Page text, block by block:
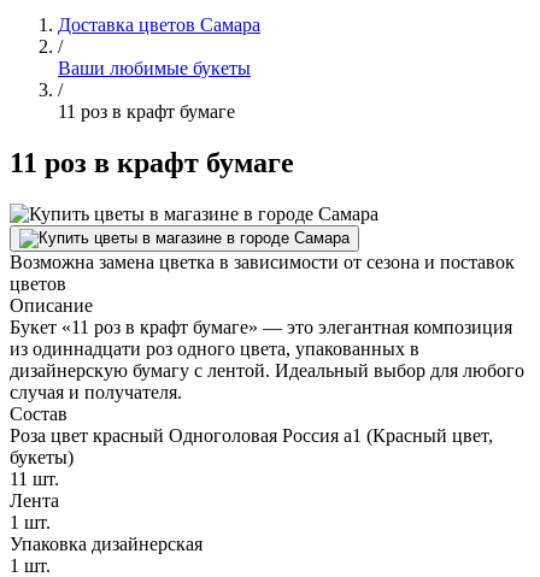
Доставка цветов Самара
/
Ваши любимые букеты
/
11 роз в крафт бумаге
11 роз в крафт бумаге
Возможна замена цветка в зависимости от сезона и поставок
цветов
Описание
Букет «11 роз в крафт бумаге» — это элегантная композиция
из одиннадцати роз одного цвета, упакованных в
дизайнерскую бумагу с лентой. Идеальный выбор для любого
случая и получателя.
Состав
Роза цвет красный Одноголовая Россия а1 (Красный цвет,
букеты)
11 шт.
Лента
1 шт.
Упаковка дизайнерская
1 шт.